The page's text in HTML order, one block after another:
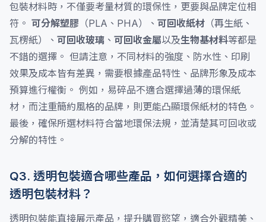
包裝材料時，不僅要考量材質的環保性，更要與品牌定位相
符。 可分解塑膠 （PLA、PHA）、 可回收紙材 （再生紙、
瓦楞紙）、 可回收玻璃 、 可回收金屬以及生物基材料等都是
不錯的選擇。 但請注意，不同材料的強度、防水性、印刷
效果及成本皆有差異，需要根據產品特性、品牌形象及成本
預算進行權衡。 例如，易碎品不適合選擇過薄的環保紙
材，而注重簡約風格的品牌，則更能凸顯環保紙材的特色。
最後，確保所選材料符合當地環保法規，並清楚其可回收或
分解的特性。
Q3. 透明包裝適合哪些產品，如何選擇合適的
透明包裝材料？
透明包裝能直接展示產品，提升購買慾望，適合外觀精美、